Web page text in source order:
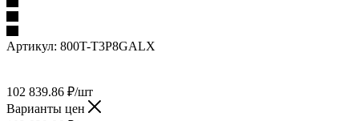
Артикул: 800T-T3P8GALX
102 839.86 ₽/шт
Варианты цен